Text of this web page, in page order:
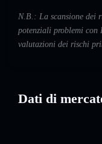
N.B.: La scansione dei
potenziali problemi con
valutazioni dei rischi
Dati di